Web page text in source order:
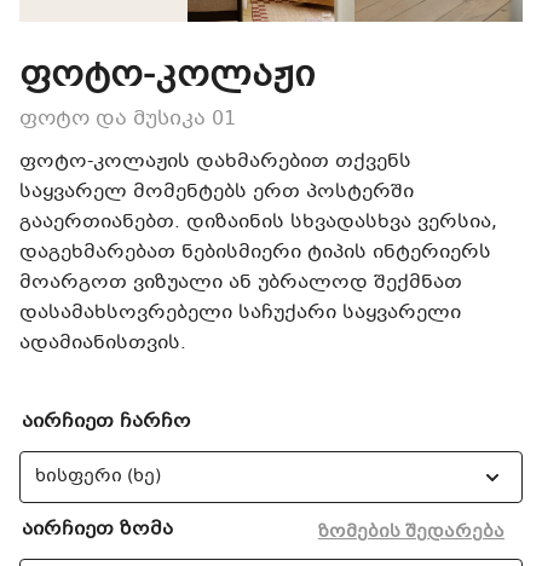
ფოტო-კოლაჟი
ფოტო და მუსიკა 01
ფოტო-კოლაჟის დახმარებით თქვენს
საყვარელ მომენტებს ერთ პოსტერში
გააერთიანებთ. დიზაინის სხვადასხვა ვერსია,
დაგეხმარებათ ნებისმიერი ტიპის ინტერიერს
მოარგოთ ვიზუალი ან უბრალოდ შექმნათ
დასამახსოვრებელი საჩუქარი საყვარელი
ადამიანისთვის.
აირჩიეთ ჩარჩო
აირჩიეთ ზომა ზომების შედარება